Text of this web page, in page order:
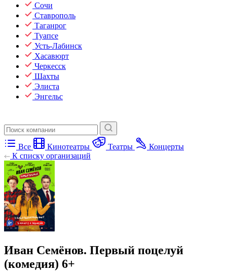
Сочи
Ставрополь
Таганрог
Туапсе
Усть-Лабинск
Хасавюрт
Черкесск
Шахты
Элиста
Энгельс
Все Кинотеатры Театры
Концерты
К списку организаций
Иван Семёнов. Первый поцелуй
(комедия) 6+